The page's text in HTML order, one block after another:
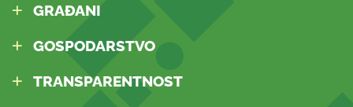
GRAĐANI
GOSPODARSTVO
TRANSPARENTNOST